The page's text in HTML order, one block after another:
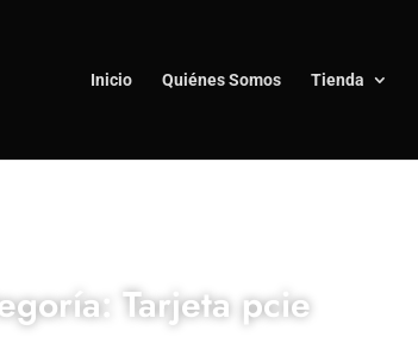
Inicio Quiénes Somos Tienda
Tarjeta pcie